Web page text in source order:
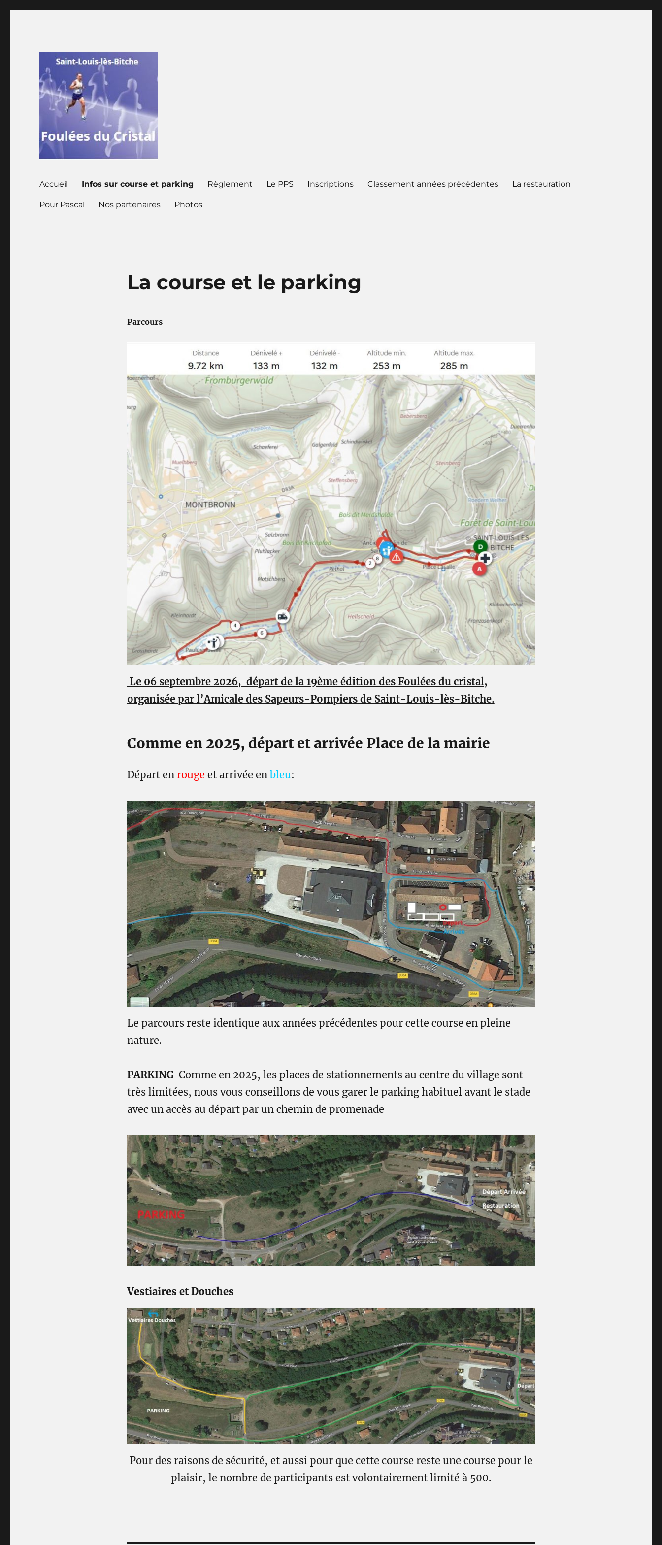
Accueil Infos sur course et parking Règlement Le PPS Inscriptions Classement années précédentes La restauration
Pour Pascal Nos partenaires Photos
La course et le parking
Parcours
Le 06 septembre 2026, départ de la 19ème édition des Foulées du cristal,
organisée par l’Amicale des Sapeurs-Pompiers de Saint-Louis-lès-Bitche.
Comme en 2025, départ et arrivée Place de la mairie
Départ en rouge et arrivée en bleu:
Le parcours reste identique aux années précédentes pour cette course en pleine
nature.
PARKINGComme en 2025, les places de stationnements au centre du village sont
très limitées, nous vous conseillons de vous garer le parking habituel avant le stade
avec un accès au départ par un chemin de promenade
Vestiaires et Douches
Pour des raisons de sécurité, et aussi pour que cette course reste une course pour le
plaisir, le nombre de participants est volontairement limité à 500.